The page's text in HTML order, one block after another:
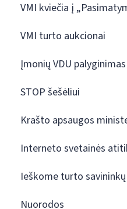
VMI kviečia į
VMI turto aukcionai
Įmonių VDU palyginimas
STOP šešėliui
Krašto apsaugos
Interneto svetainės
Ieškome turto savininkų
Nuorodos